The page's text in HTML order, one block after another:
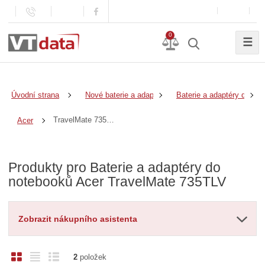
0
☰
Úvodní strana Nové baterie a adaptéry Baterie a adaptéry do
Acer TravelMate 735TLV
Produkty pro Baterie a adaptéry do
notebooků Acer TravelMate 735TLV
Zobrazit nákupního asistenta
O
Ř
2položek